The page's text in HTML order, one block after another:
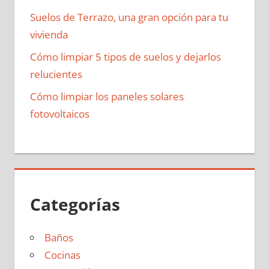
Suelos de Terrazo, una gran opción para tu
vivienda
Cómo limpiar 5 tipos de suelos y dejarlos
relucientes
Cómo limpiar los paneles solares
fotovoltaicos
Categorías
Baños
Cocinas